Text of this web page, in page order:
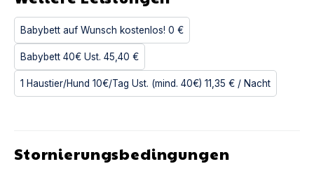
Babybett auf Wunsch kostenlos! 0 €
Babybett 40€ Ust. 45,40 €
1 Haustier/Hund 10€/Tag Ust. (mind. 40€) 11,35 € / Nacht
Stornierungsbedingungen